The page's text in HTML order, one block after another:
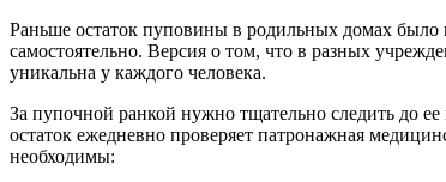
Раньше остаток пуповины в родильных домах было
самостоятельно. Версия о том, что в разных
уникальна у каждого человека.
За пупочной ранкой нужно тщательно следить до
остаток ежедневно проверяет патронажная
необходимы: